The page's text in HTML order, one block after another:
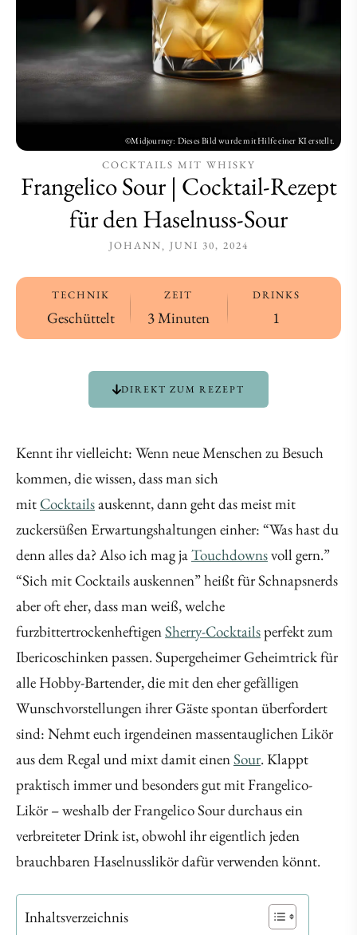
Haselnuss-
Sour
Haselnuss-
Sour
COCKTAILS MIT WHISKY
Frangelico Sour | Cocktail-Rezept
für den Haselnuss-Sour
JOHANN JUNI 30, 2024
TECHNIK
Geschüttelt
ZEIT
3 Minuten
DRINKS
1
DIREKT ZUM REZEPT
Kennt ihr vielleicht: Wenn neue Menschen zu Besuch
kommen, die wissen, dass man sich
mit Cocktailsauskennt, dann geht das meist mit
zuckersüßen Erwartungshaltungen einher: “Was hast du
denn alles da? Also ich mag jaTouchdownsvoll gern.”
“Sich mit Cocktails auskennen” heißt für Schnapsnerds
aber oft eher, dass man weiß, welche
furzbittertrockenheftigenSherry-Cocktailsperfekt zum
Ibericoschinken passen. Supergeheimer Geheimtrick für
alle Hobby-Bartender, die mit den eher gefälligen
Wunschvorstellungen ihrer Gäste spontan überfordert
sind: Nehmt euch irgendeinen massentauglichen Likör
aus dem Regal und mixt damit einenSour. Klappt
praktisch immer und besonders gut mit Frangelico-
Likör – weshalb der Frangelico Sour durchaus ein
verbreiteter Drink ist, obwohl ihr eigentlich jeden
brauchbaren Haselnusslikör dafür verwenden könnt.
Inhaltsverzeichnis